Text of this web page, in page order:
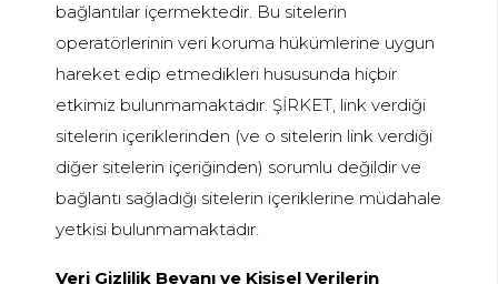
bağlantılar içermektedir. Bu sitelerin
operatörlerinin veri koruma hükümlerine uygun
hareket edip etmedikleri hususunda hiçbir
etkimiz bulunmamaktadır. ŞİRKET, link verdiği
sitelerin içeriklerinden (ve o sitelerin link verdiği
diğer sitelerin içeriğinden) sorumlu değildir ve
bağlantı sağladığı sitelerin içeriklerine müdahale
yetkisi bulunmamaktadır.
Veri Gizlilik Beyanı ve Kişisel Verilerin